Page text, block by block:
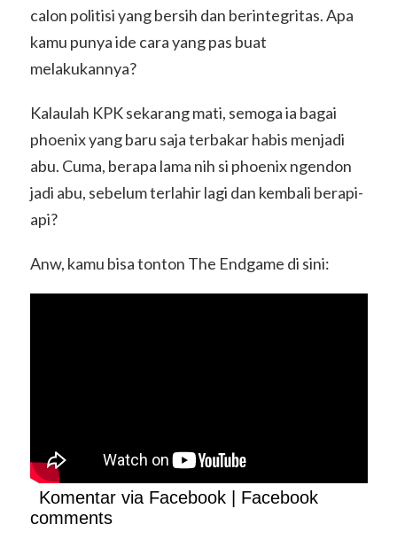
calon politisi yang bersih dan berintegritas. Apa
kamu punya ide cara yang pas buat
melakukannya?
Kalaulah KPK sekarang mati, semoga ia bagai
phoenix yang baru saja terbakar habis menjadi
abu. Cuma, berapa lama nih si phoenix ngendon
jadi abu, sebelum terlahir lagi dan kembali berapi-
api?
Anw, kamu bisa tonton The Endgame di sini:
Komentar via Facebook | Facebook
comments